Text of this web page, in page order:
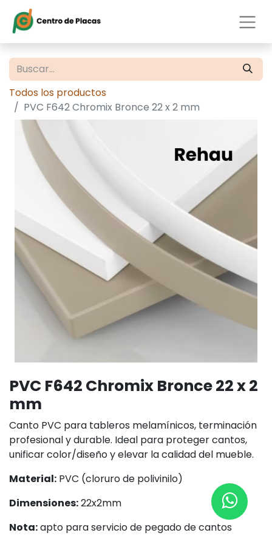
Todos los productos
PVC F642 Chromix Bronce 22 x 2 mm
PVC F642 Chromix Bronce 22 x 2
mm
Canto PVC para tableros melamínicos, terminación
profesional y durable. Ideal para proteger cantos,
unificar color/diseño y elevar la calidad del mueble.
Material: PVC (cloruro de polivinilo)
Dimensiones:22x2mm
Nota:apto para servicio de pegado de cantos